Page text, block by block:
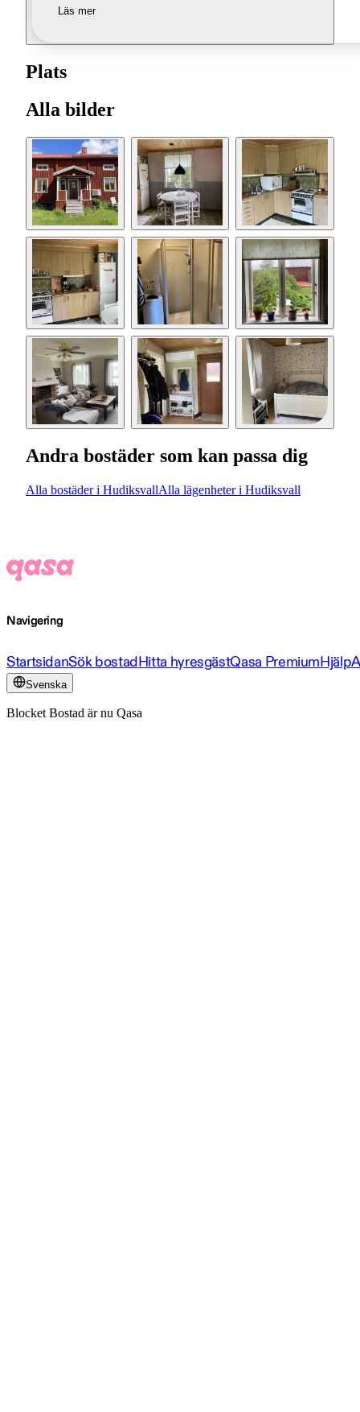
Läs mer
Plats
Alla bilder
Andra bostäder som kan passa dig
Alla bostäder i HudiksvallAlla lägenheter i Hudiksvall
Navigering
StartsidanSök bostadHitta hyresgästQasa PremiumHjälp
Svenska
Blocket Bostad är nu Qasa